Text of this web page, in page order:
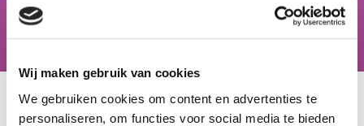
Wij maken gebruik van cookies
We gebruiken cookies om content en advertenties te
personaliseren, om functies voor social media te bieden
Hiske van der Zweep, docent zorg & welzijn, Schoonhovens
U bevindt zich hier:Home/ Onze scholen /Kalsbeek College locatie
Bredius